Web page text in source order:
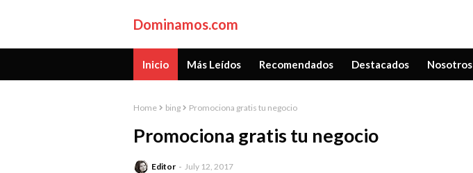
Dominamos.com
Inicio Más Leídos Recomendados Destacados Nosotros
Home bing Promociona gratis tu negocio
Promociona gratis tu negocio
Editor July 12, 2017